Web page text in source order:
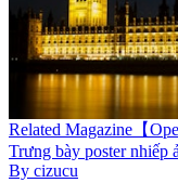
Related Magazine 【
Trưng bày poster nhiếp
By cizucu